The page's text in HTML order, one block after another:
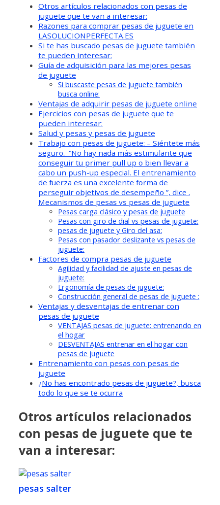
Otros artículos relacionados con pesas de
juguete que te van a interesar:
Razones para comprar pesas de juguete en
LASOLUCIONPERFECTA.ES
Si te has buscado pesas de juguete también
te pueden interesar:
Guía de adquisición para las mejores pesas
de juguete
Si buscaste pesas de juguete también
busca online:
Ventajas de adquirir pesas de juguete online
Ejercicios con pesas de juguete que te
pueden interesar:
Salud y pesas y pesas de juguete
Trabajo con pesas de juguete: – Siéntete más
seguro. “No hay nada más estimulante que
conseguir tu primer pull up o bien llevar a
cabo un push-up especial. El entrenamiento
de fuerza es una excelente forma de
perseguir objetivos de desempeño ”, dice .
Mecanismos de pesas vs pesas de juguete
Pesas carga clásico y pesas de juguete
Pesas con giro de dial vs pesas de juguete:
pesas de juguete y Giro del asa:
Pesas con pasador deslizante vs pesas de
juguete:
Factores de compra pesas de juguete
Agilidad y facilidad de ajuste en pesas de
juguete:
Ergonomía de pesas de juguete:
Construcción general de pesas de juguete :
Ventajas y desventajas de entrenar con
pesas de juguete
VENTAJAS pesas de juguete: entrenando en
el hogar
DESVENTAJAS entrenar en el hogar con
pesas de juguete
Entrenamiento con pesas con pesas de
juguete
¿No has encontrado pesas de juguete?, busca
todo lo que se te ocurra
Otros artículos relacionados
con pesas de juguete que te
van a interesar:
pesas salter